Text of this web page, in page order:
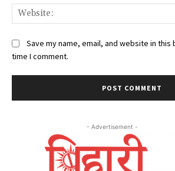
Save my name, email, and website in
time I comment.
- Advertisement -